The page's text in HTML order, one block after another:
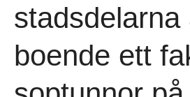
boende ett